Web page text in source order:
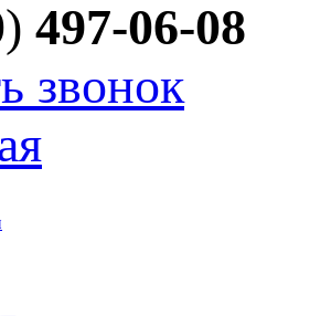
497-06-08
звонок